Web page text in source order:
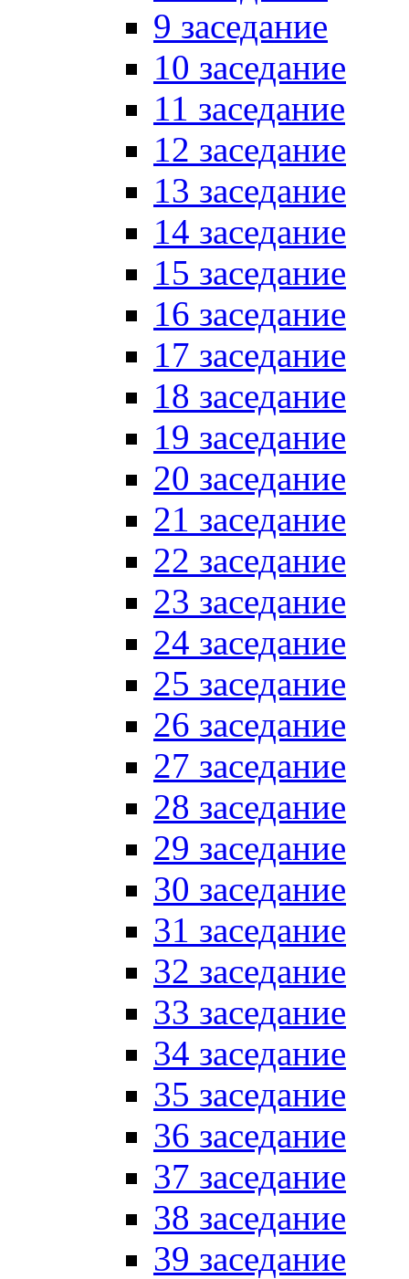
9 заседание
10 заседание
11 заседание
12 заседание
13 заседание
14 заседание
15 заседание
16 заседание
17 заседание
18 заседание
19 заседание
20 заседание
21 заседание
22 заседание
23 заседание
24 заседание
25 заседание
26 заседание
27 заседание
28 заседание
29 заседание
30 заседание
31 заседание
32 заседание
33 заседание
34 заседание
35 заседание
36 заседание
37 заседание
38 заседание
39 заседание